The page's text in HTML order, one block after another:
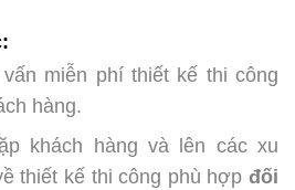
miễn phí thiết kế thi công
hàng.
khách hàng và lên các xu
thiết kế thi công phù hợp đối